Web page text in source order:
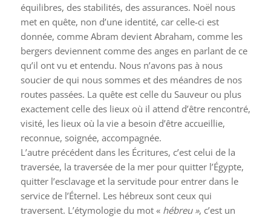
équilibres, des stabilités, des assurances. Noël nous
met en quête, non d’une identité, car celle-ci est
donnée, comme Abram devient Abraham, comme les
bergers deviennent comme des anges en parlant de ce
qu’il ont vu et entendu. Nous n’avons pas à nous
soucier de qui nous sommes et des méandres de nos
routes passées. La quête est celle du Sauveur ou plus
exactement celle des lieux où il attend d’être rencontré,
visité, les lieux où la vie a besoin d’être accueillie,
reconnue, soignée, accompagnée.
L’autre précédent dans les Écritures, c’est celui de la
traversée, la traversée de la mer pour quitter l’Égypte,
quitter l’esclavage et la servitude pour entrer dans le
service de l’Éternel. Les hébreux sont ceux qui
traversent. L’étymologie du mot « hébreu », c’est un